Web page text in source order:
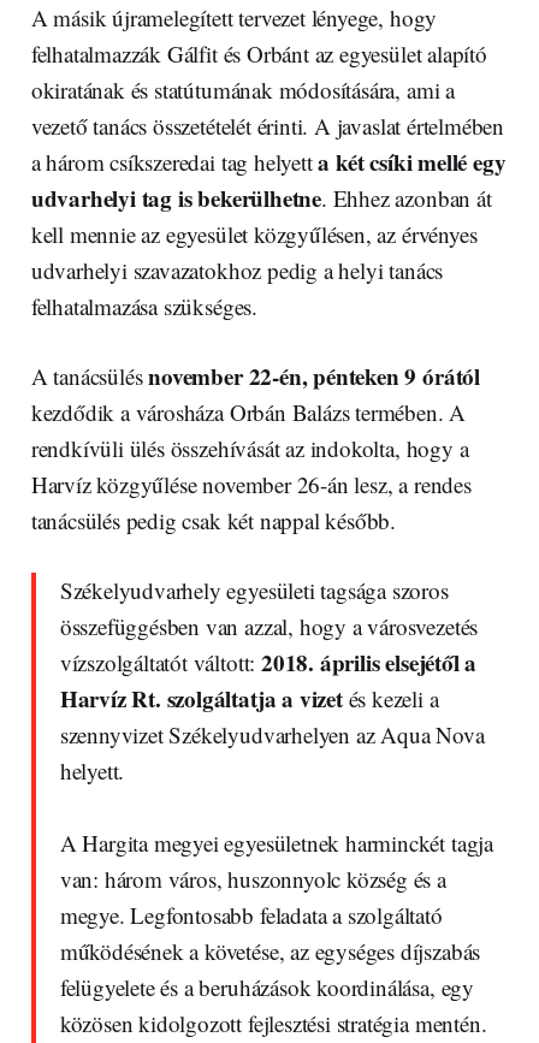
A másik újramelegített tervezet lényege, hogy
felhatalmazzák Gálfit és Orbánt az egyesület alapító
okiratának és statútumának módosítására, ami a
vezető tanács összetételét érinti. A javaslat értelmében
a három csíkszeredai tag helyetta két csíki mellé egy
udvarhelyi tag is bekerülhetne. Ehhez azonban át
kell mennie az egyesület közgyűlésen, az érvényes
udvarhelyi szavazatokhoz pedig a helyi tanács
felhatalmazása szükséges.
A tanácsülésnovember 22-én, pénteken 9 órától
kezdődik a városháza Orbán Balázs termében. A
rendkívüli ülés összehívását az indokolta, hogy a
Harvíz közgyűlése november 26-án lesz, a rendes
tanácsülés pedig csak két nappal később.
Székelyudvarhely egyesületi tagsága szoros
összefüggésben van azzal, hogy a városvezetés
vízszolgáltatót váltott: 2018. április elsejétől a
Harvíz Rt. szolgáltatja a vizetés kezeli a
szennyvizet Székelyudvarhelyen az Aqua Nova
helyett.
A Hargita megyei egyesületnek harminckét tagja
van: három város, huszonnyolc község és a
megye. Legfontosabb feladata a szolgáltató
működésének a követése, az egységes díjszabás
felügyelete és a beruházások koordinálása, egy
közösen kidolgozott fejlesztési stratégia mentén.